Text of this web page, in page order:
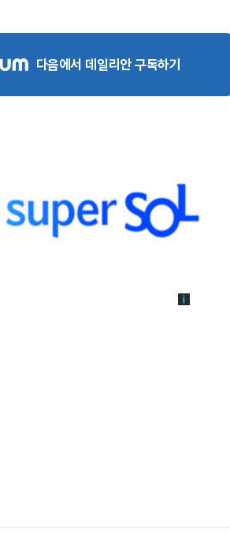
다음에서 데일리안 구독하기